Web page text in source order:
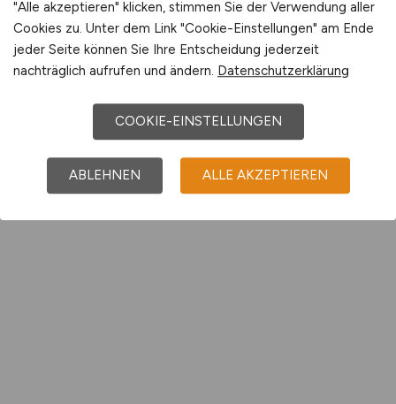
"Alle akzeptieren" klicken, stimmen Sie der Verwendung aller
Cookies zu. Unter dem Link "Cookie-Einstellungen" am Ende
jeder Seite können Sie Ihre Entscheidung jederzeit
nachträglich aufrufen und ändern. Datenschutzerklärung
COOKIE-EINSTELLUNGEN
ABLEHNEN ALLE AKZEPTIEREN